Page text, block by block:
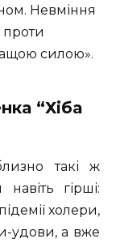
Невміння
силою».
“Хіба
такі ж
гірші:
холери,
удови, а вже